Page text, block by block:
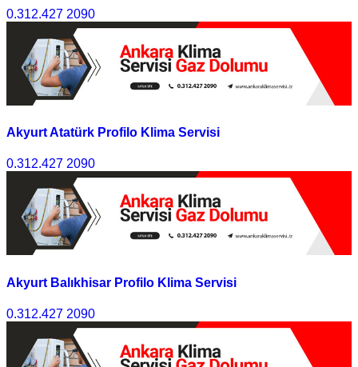
0.312.427 2090
Akyurt Atatürk Profilo Klima Servisi
0.312.427 2090
Akyurt Balıkhisar Profilo Klima Servisi
0.312.427 2090